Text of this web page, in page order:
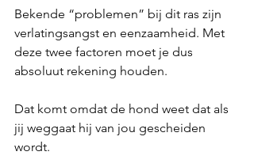
Bekende “problemen” bij dit ras zijn
verlatingsangst en eenzaamheid. Met
deze twee factoren moet je dus
absoluut rekening houden.
Dat komt omdat de hond weet dat als
jij weggaat hij van jou gescheiden
wordt.